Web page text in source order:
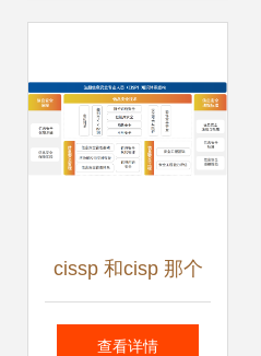
cissp 和cisp 那个
含金量高?
查看详情